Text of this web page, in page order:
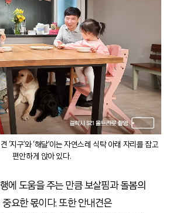
‘지구’와 ‘해달’이는 자연스레 식탁 아래 자리를 잡고
편안하게 앉아 있다.
에 도움을 주는 만큼 보살핌과 돌봄의
요한 몫이다. 또한 안내견은